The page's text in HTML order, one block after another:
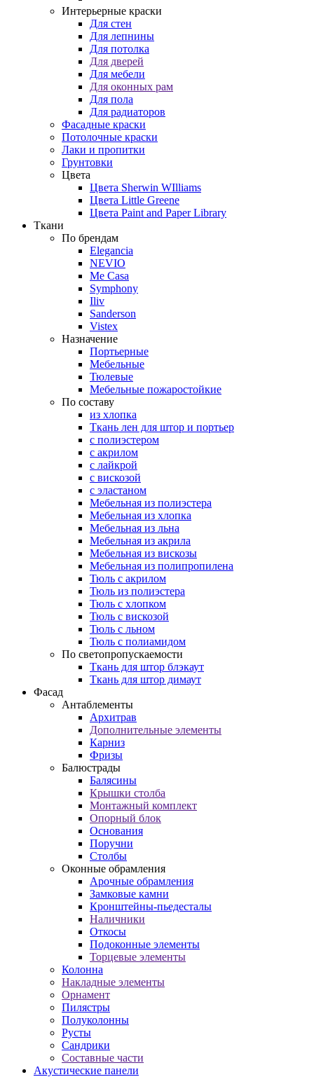
Интерьерные краски
Для стен
Для лепнины
Для потолка
Для дверей
Для мебели
Для оконных рам
Для пола
Для радиаторов
Фасадные краски
Потолочные краски
Лаки и пропитки
Грунтовки
Цвета
Цвета Sherwin WIlliams
Цвета Little Greene
Цвета Paint and Paper Library
Ткани
По брендам
Elegancia
NEVIO
Me Casa
Symphony
Iliv
Sanderson
Vistex
Назначение
Портьерные
Мебельные
Тюлевые
Мебельные пожаростойкие
По составу
из хлопка
Ткань лен для штор и портьер
с полиэстером
с акрилом
с лайкрой
с вискозой
с эластаном
Мебельная из полиэстера
Мебельная из хлопка
Мебельная из льна
Мебельная из акрила
Мебельная из вискозы
Мебельная из полипропилена
Тюль с акрилом
Тюль из полиэстера
Тюль с хлопком
Тюль с вискозой
Тюль с льном
Тюль с полиамидом
По светопропускаемости
Ткань для штор блэкаут
Ткань для штор димаут
Фасад
Антаблементы
Архитрав
Дополнительные элементы
Карниз
Фризы
Балюстрады
Балясины
Крышки столба
Монтажный комплект
Опорный блок
Основания
Поручни
Столбы
Оконные обрамления
Арочные обрамления
Замковые камни
Кронштейны-пьедесталы
Наличники
Откосы
Подоконные элементы
Торцевые элементы
Колонна
Накладные элементы
Орнамент
Пилястры
Полуколонны
Русты
Сандрики
Составные части
Акустические панели